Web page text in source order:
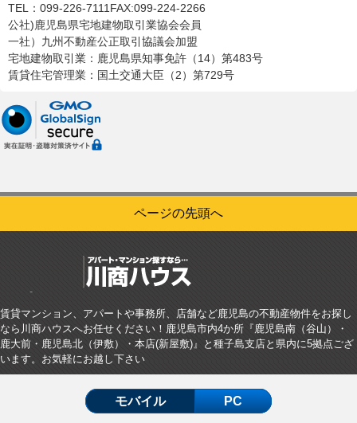
TEL：099-226-7111 FAX:099-224-2266
公社)鹿児島県宅地建物取引業協会会員
一社）九州不動産公正取引協議会加盟
宅地建物取引業：鹿児島県知事免許（14）第483号
賃貸住宅管理業：国土交通大臣（2）第729号
ページの先頭へ
賃貸マンション、アパートや事務所、店舗など鹿児島の不動産物件をお探し
なら川商ハウスへお任せください！鹿児島市内4か所『鹿児島南（谷山）・
鹿大前・鹿児島北（伊敷）・本店(新屋敷)』と種子島支店と県内に5拠点ござ
います。お気軽にお越し下さい
モバイル PC